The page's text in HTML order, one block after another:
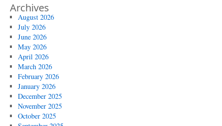
Archives
August 2026
July 2026
June 2026
May 2026
April 2026
March 2026
February 2026
January 2026
December 2025
November 2025
October 2025